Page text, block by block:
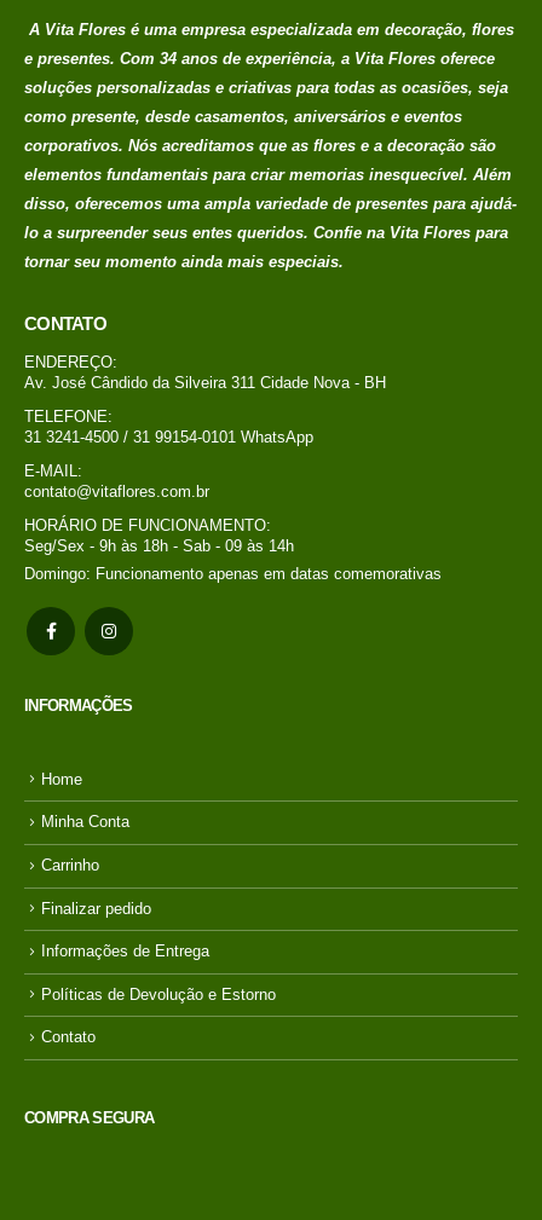
A Vita Flores é uma empresa especializada em decoração, flores
e presentes. Com 34 anos de experiência, a Vita Flores oferece
soluções personalizadas e criativas para todas as ocasiões, seja
como presente, desde casamentos, aniversários e eventos
corporativos. Nós acreditamos que as flores e a decoração são
elementos fundamentais para criar memorias inesquecível. Além
disso, oferecemos uma ampla variedade de presentes para ajudá-
lo a surpreender seus entes queridos. Confie na Vita Flores para
tornar seu momento ainda mais especiais.
CONTATO
ENDEREÇO:
Av. José Cândido da Silveira 311 Cidade Nova - BH
TELEFONE:
31 3241-4500 / 31 99154-0101 WhatsApp
E-MAIL:
contato@vitaflores.com.br
HORÁRIO DE FUNCIONAMENTO:
Seg/Sex - 9h às 18h - Sab - 09 às 14h
Domingo: Funcionamento apenas em datas comemorativas
INFORMAÇÕES
Home
Minha Conta
Carrinho
Finalizar pedido
Informações de Entrega
Políticas de Devolução e Estorno
Contato
COMPRA SEGURA